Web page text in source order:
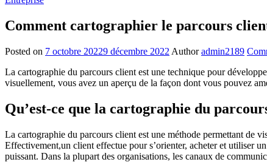
Comment cartographier le parcours
Posted on 7 octobre 20229 décembre 2022 Author admin2189
La cartographie du parcours client est une technique pour
visuellement, vous avez un aperçu de la façon dont vous pouvez
Qu’est-ce que la cartographie du
La cartographie du parcours client est une méthode permettant de
Effectivement,un client effectue pour s’orienter, acheter et utiliser
puissant. Dans la plupart des organisations, les canaux de